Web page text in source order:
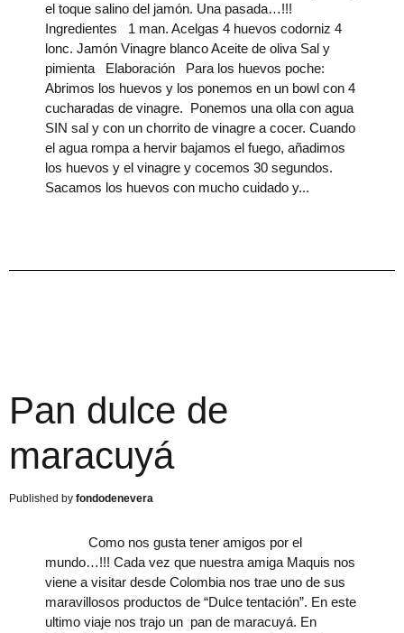
el toque salino del jamón. Una pasada…!!!
Ingredientes 1 man. Acelgas 4 huevos codorniz 4
lonc. Jamón Vinagre blanco Aceite de oliva Sal y
pimienta Elaboración Para los huevos poche:
Abrimos los huevos y los ponemos en un bowl con 4
cucharadas de vinagre. Ponemos una olla con agua
SIN sal y con un chorrito de vinagre a cocer. Cuando
el agua rompa a hervir bajamos el fuego, añadimos
los huevos y el vinagre y cocemos 30 segundos.
Sacamos los huevos con mucho cuidado y
Pan dulce de
maracuyá
fondodenevera
Como nos gusta tener amigos por el
mundo…!!! Cada vez que nuestra amiga Maquis nos
viene a visitar desde Colombia nos trae uno de sus
maravillosos productos de “Dulce tentación”. En este
ultimo viaje nos trajo un pan de maracuyá. En